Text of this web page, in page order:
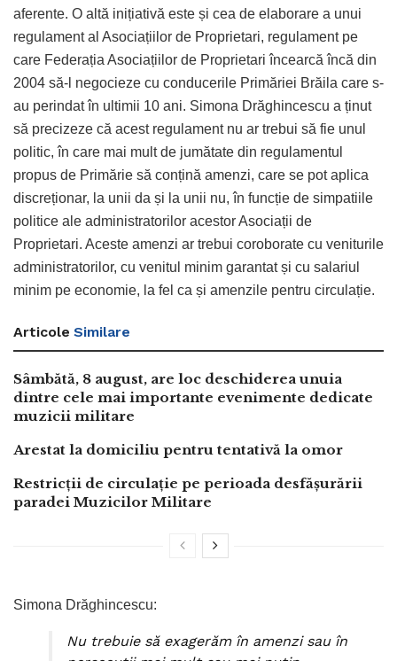
aferente. O altă inițiativă este și cea de elaborare a unui
regulament al Asociațiilor de Proprietari, regulament pe
care Federația Asociațiilor de Proprietari încearcă încă din
2004 să-l negocieze cu conducerile Primăriei Brăila care s-
au perindat în ultimii 10 ani. Simona Drăghincescu a ținut
să precizeze că acest regulament nu ar trebui să fie unul
politic, în care mai mult de jumătate din regulamentul
propus de Primărie să conțină amenzi, care se pot aplica
discreționar, la unii da și la unii nu, în funcție de simpatiile
politice ale administratorilor acestor Asociații de
Proprietari. Aceste amenzi ar trebui coroborate cu veniturile
administratorilor, cu venitul minim garantat și cu salariul
minim pe economie, la fel ca și amenzile pentru circulație.
Articole Similare
Sâmbătă, 8 august, are loc deschiderea unuia
dintre cele mai importante evenimente dedicate
muzicii militare
Arestat la domiciliu pentru tentativă la omor
Restricții de circulație pe perioada desfășurării
paradei Muzicilor Militare
Simona Drăghincescu:
Nu trebuie să exagerăm în amenzi sau în